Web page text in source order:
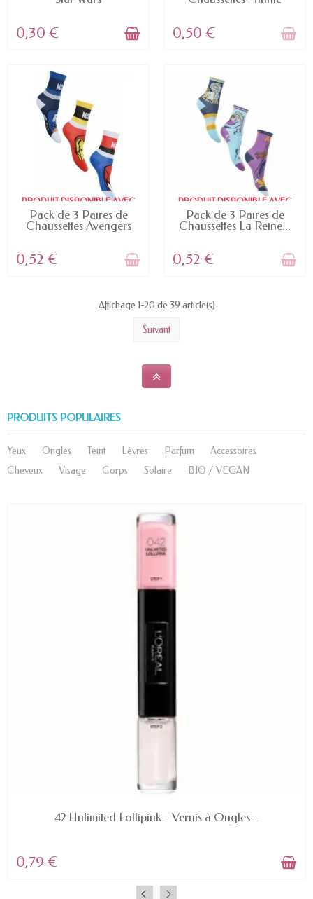
0,30 € 0,50 €
PRODUIT DISPONIBLE AVEC
D'AUTRES OPTIONS
Pack de 3 Paires de
Chaussettes Avengers
0,52 €
PRODUIT DISPONIBLE AVEC
D'AUTRES OPTIONS
Pack de 3 Paires de
Chaussettes La Reine...
0,52 €
Affichage 1-20 de 39 article(s)
Suivant
PRODUITS POPULAIRES
Yeux Ongles Teint Lèvres Parfum
Accessoires
Cheveux
Visage Corps Solaire BIO / VEGAN
42 Unlimited Lollipink - Vernis à Ongles...
0,79 €